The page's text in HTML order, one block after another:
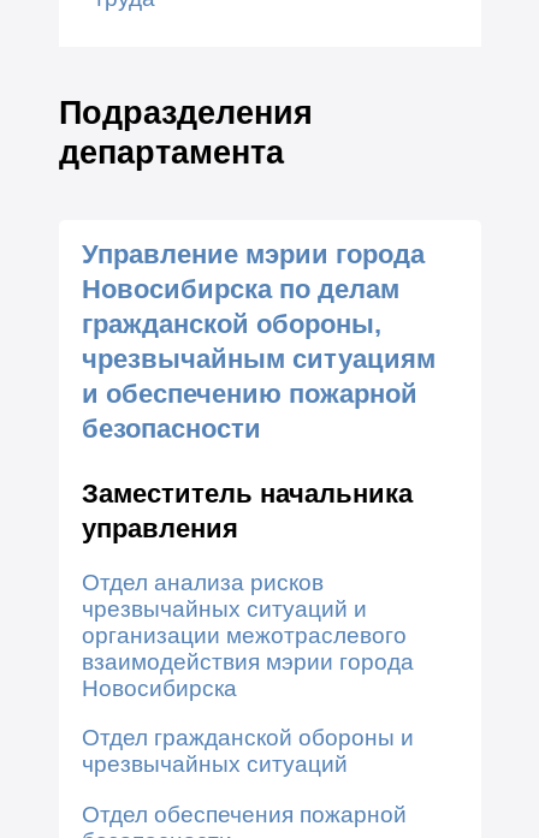
Подразделения
департамента
Управление мэрии города
Новосибирска по делам
гражданской обороны,
чрезвычайным ситуациям
и обеспечению пожарной
безопасности
Заместитель начальника
управления
Отдел анализа рисков
чрезвычайных ситуаций и
организации межотраслевого
взаимодействия мэрии города
Новосибирска
Отдел гражданской обороны и
чрезвычайных ситуаций
Отдел обеспечения пожарной